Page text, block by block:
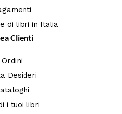
di libri in Italia
Clienti
Ordini
Desideri
i tuoi libri